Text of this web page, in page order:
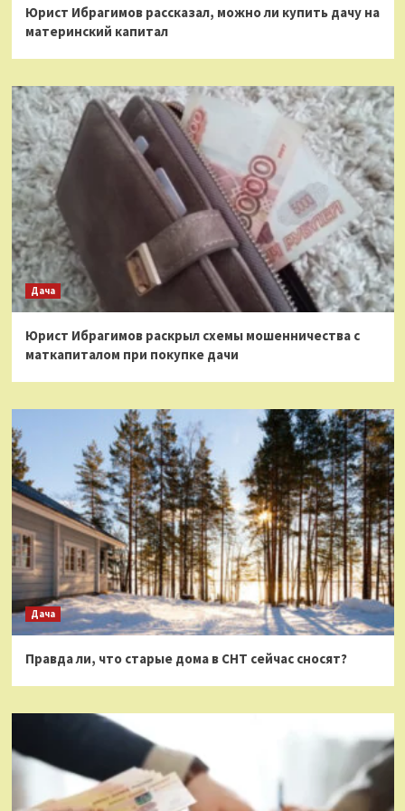
Юрист Ибрагимов рассказал, можно ли купить дачу на
материнский капитал
Дача
Юрист Ибрагимов раскрыл схемы мошенничества с
маткапиталом при покупке дачи
Дача
Правда ли, что старые дома в СНТ сейчас сносят?